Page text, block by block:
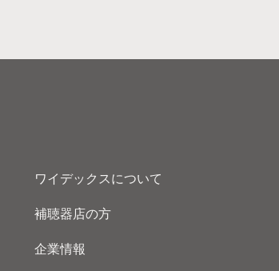
ワイデックスについて
補聴器店の方
企業情報